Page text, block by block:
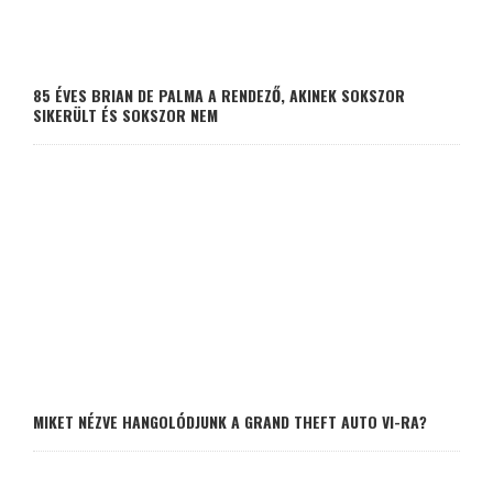
85 ÉVES BRIAN DE PALMA A RENDEZŐ, AKINEK SOKSZOR
SIKERÜLT ÉS SOKSZOR NEM
MIKET NÉZVE HANGOLÓDJUNK A GRAND THEFT AUTO VI-RA?